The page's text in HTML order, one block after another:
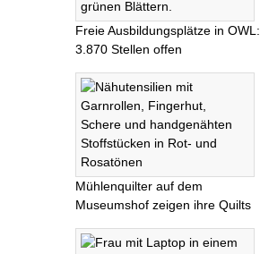
Freie Ausbildungsplätze in OWL:
3.870 Stellen offen
Mühlenquilter auf dem
Museumshof zeigen ihre Quilts